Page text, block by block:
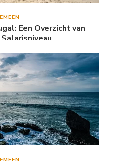
Een Overzicht van